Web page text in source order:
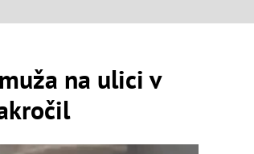
na ulici v